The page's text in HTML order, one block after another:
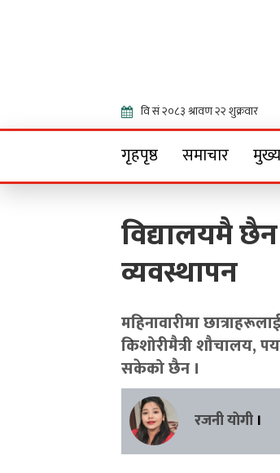
गृहपृष्ठ समाचार
विद्यालयमै
व्यवस्थापन
महिनावारीमा
किशोरीमैत्री शौचालय,
सकेको छैन ।
रजनी याेगी ।